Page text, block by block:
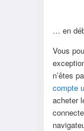
… en
Vous
n’êtes
compte
acheter